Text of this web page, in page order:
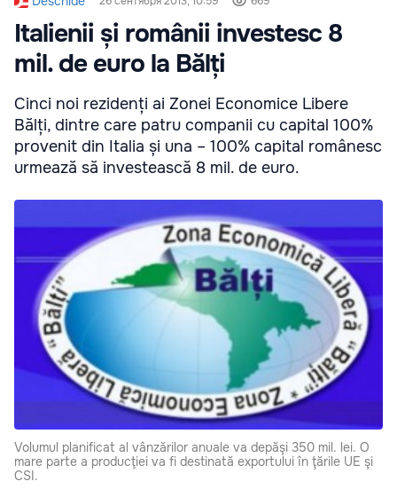
Italienii și românii investesc 8
mil. de euro la Bălți
Cinci noi rezidenți ai Zonei Economice Libere
Bălți, dintre care patru companii cu capital 100%
provenit din Italia și una – 100% capital românesc
urmează să investească 8 mil. de euro.
Volumul planificat al vânzărilor anuale va depăşi 350 mil. lei. O
mare parte a producţiei va fi destinată exportului în ţările UE şi
CSI.